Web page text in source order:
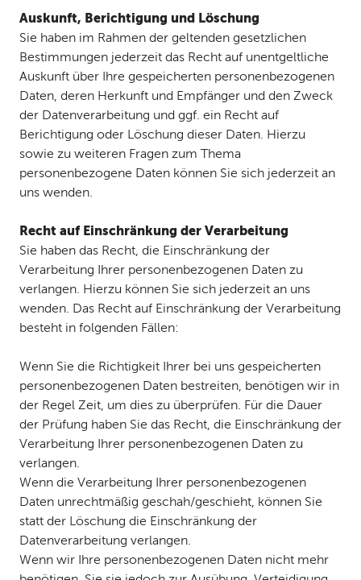
Auskunft, Berichtigung und Löschung
Sie haben im Rahmen der geltenden gesetzlichen
Bestimmungen jederzeit das Recht auf unentgeltliche
Auskunft über Ihre gespeicherten personenbezogenen
Daten, deren Herkunft und Empfänger und den Zweck
der Datenverarbeitung und ggf. ein Recht auf
Berichtigung oder Löschung dieser Daten. Hierzu
sowie zu weiteren Fragen zum Thema
personenbezogene Daten können Sie sich jederzeit an
uns wenden.
Recht auf Einschränkung der Verarbeitung
Sie haben das Recht, die Einschränkung der
Verarbeitung Ihrer personenbezogenen Daten zu
verlangen. Hierzu können Sie sich jederzeit an uns
wenden. Das Recht auf Einschränkung der Verarbeitung
besteht in folgenden Fällen:
Wenn Sie die Richtigkeit Ihrer bei uns gespeicherten
personenbezogenen Daten bestreiten, benötigen wir in
der Regel Zeit, um dies zu überprüfen. Für die Dauer
der Prüfung haben Sie das Recht, die Einschränkung der
Verarbeitung Ihrer personenbezogenen Daten zu
verlangen.
Wenn die Verarbeitung Ihrer personenbezogenen
Daten unrechtmäßig geschah/geschieht, können Sie
statt der Löschung die Einschränkung der
Datenverarbeitung verlangen.
Wenn wir Ihre personenbezogenen Daten nicht mehr